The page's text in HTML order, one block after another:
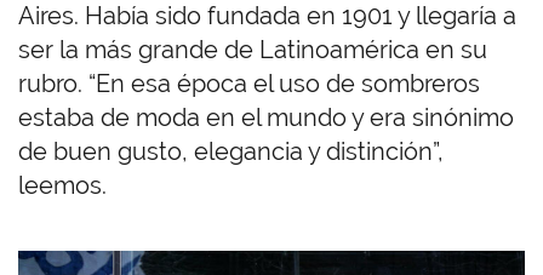
Aires. Había sido fundada en 1901 y llegaría a
ser la más grande de Latinoamérica en su
rubro. “En esa época el uso de sombreros
estaba de moda en el mundo y era sinónimo
de buen gusto, elegancia y distinción”,
leemos.
I